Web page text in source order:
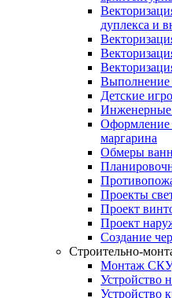
дуплекса и
Выполнение
Детские
Инженерные
Оформление
маргарина
Обмеры ванн
Проекты
Проект
Проект
Создание
Строительно-
Монтаж
Устройство
Устройство